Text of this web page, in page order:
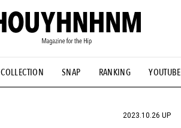
COLLECTION SNAP RANKING YOUTUBE
ト #NEW VINTAGE #マイナーグッド図鑑
#ととけん #FASHION #MUSIC
2023.10.26 UP